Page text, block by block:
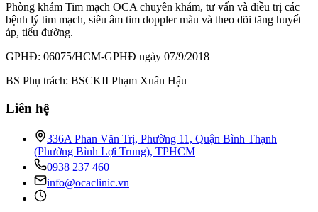
Phòng khám Tim mạch OCA chuyên khám, tư vấn và điều trị các
bệnh lý tim mạch, siêu âm tim doppler màu và theo dõi tăng huyết
áp, tiểu đường.
GPHĐ: 06075/HCM-GPHĐ ngày 07/9/2018
BS Phụ trách: BSCKII Phạm Xuân Hậu
Liên hệ
336A Phan Văn Trị, Phường 11, Quận Bình Thạnh
(Phường Bình Lợi Trung), TPHCM
0938 237 460
info@ocaclinic.vn